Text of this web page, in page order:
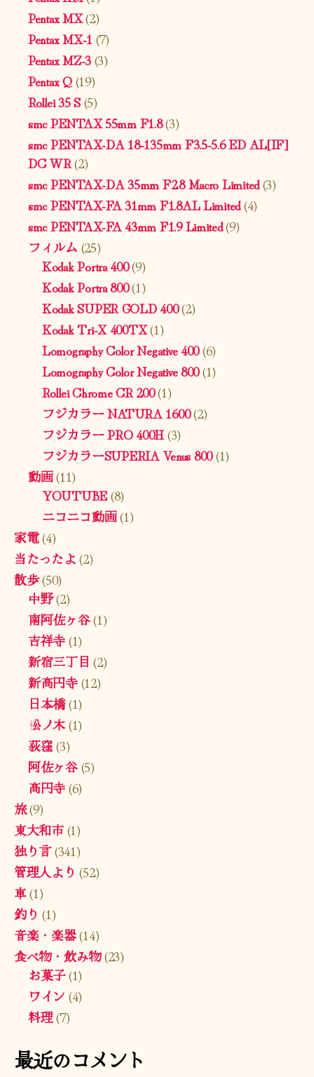
Pentax MX(2)
Pentax MX-1 (7)
Pentax MZ-3(3)
Pentax Q(19)
Rollei 35 S(5)
smc PENTAX 55mm F1.8(3)
smc PENTAX-DA 18-135mm F3.5-5.6 ED AL[IF]
DC WR(2)
smc PENTAX-DA 35mm F2.8 Macro Limited(3)
smc PENTAX-FA 31mm F1.8AL Limited(4)
smc PENTAX-FA 43mm F1.9 Limited(9)
フィルム (25)
Kodak Portra 400(9)
Kodak Portra 800(1)
Kodak SUPER GOLD 400(2)
Kodak Tri-X 400TX(1)
Lomography Color Negative 400(6)
Lomography Color Negative 800(1)
Rollei Chrome CR 200(1)
フジカラー NATURA 1600(2)
フジカラー PRO 400H(3)
フジカラーSUPERIA Venus 800(1)
動画(11)
YOUTUBE(8)
ニコニコ動画(1)
家電(4)
当たったよ(2)
散歩(50)
中野(2)
南阿佐ヶ谷(1)
吉祥寺(1)
新宿三丁目 (2)
新高円寺(12)
日本橋(1)
松ノ木(1)
荻窪(3)
阿佐ヶ谷(5)
高円寺(6)
旅(9)
東大和市(1)
独り言(341)
管理人より (52)
車(1)
釣り (1)
音楽・楽器(14)
食べ物・飲み物(23)
お菓子(1)
ワイン (4)
料理(7)
最近のコメント